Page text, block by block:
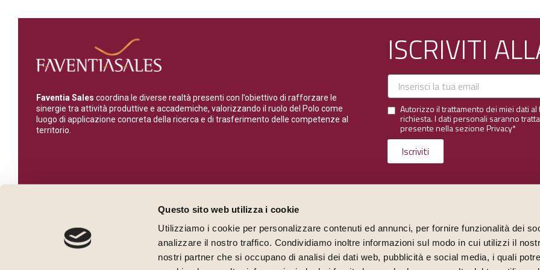
Questo sito web utilizza i cookie
Utilizziamo i cookie per personalizzare contenuti ed annunci, per fornire funzionalità dei
analizzare il nostro traffico. Condividiamo inoltre informazioni sul modo in cui utilizzi il
nostri partner che si occupano di analisi dei dati web, pubblicità e social media, i quali
Faventia Sales coordina le diverse realtà presenti con l’obiettivo di rafforzare le
sinergie tra attività produttive e accademiche, valorizzando il ruolo del Polo come
luogo di applicazione concreta della ricerca e di trasferimento delle competenze al
territorio.
ISCRIVITI
Email
EmailAutorizzo il trattamento dei miei dati
richiesta. I dati personali saranno
presente nella sezionePrivacy*
Iscriviti